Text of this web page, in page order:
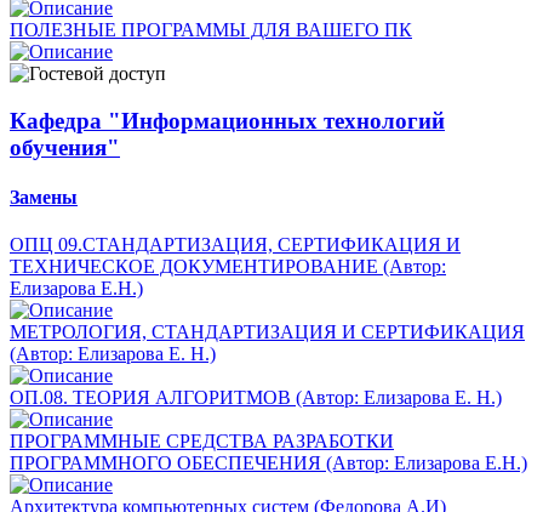
ПОЛЕЗНЫЕ ПРОГРАММЫ ДЛЯ ВАШЕГО ПК
Кафедра "Информационных технологий
обучения"
Замены
ОПЦ 09.СТАНДАРТИЗАЦИЯ, СЕРТИФИКАЦИЯ И
ТЕХНИЧЕСКОЕ ДОКУМЕНТИРОВАНИЕ (Автор:
Елизарова Е.Н.)
МЕТРОЛОГИЯ, СТАНДАРТИЗАЦИЯ И СЕРТИФИКАЦИЯ
(Автор: Елизарова Е. Н.)
ОП.08. ТЕОРИЯ АЛГОРИТМОВ (Автор: Елизарова Е. Н.)
ПРОГРАММНЫЕ СРЕДСТВА РАЗРАБОТКИ
ПРОГРАММНОГО ОБЕСПЕЧЕНИЯ (Автор: Елизарова Е.Н.)
Архитектура компьютерных систем (Федорова А.И)